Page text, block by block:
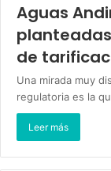
Aguas
de
Una mirada muy
regulatoria es la
Leer más